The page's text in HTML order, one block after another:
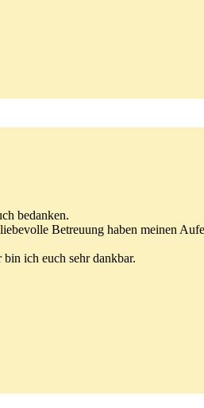
bedanken.
Betreuung haben meinen
ich euch sehr dankbar.